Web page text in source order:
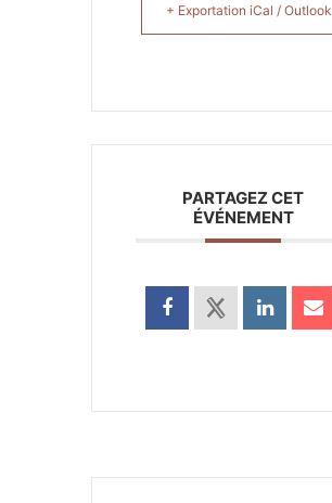
+ Exportation iCal / Outlook
PARTAGEZ CET
ÉVÉNEMENT